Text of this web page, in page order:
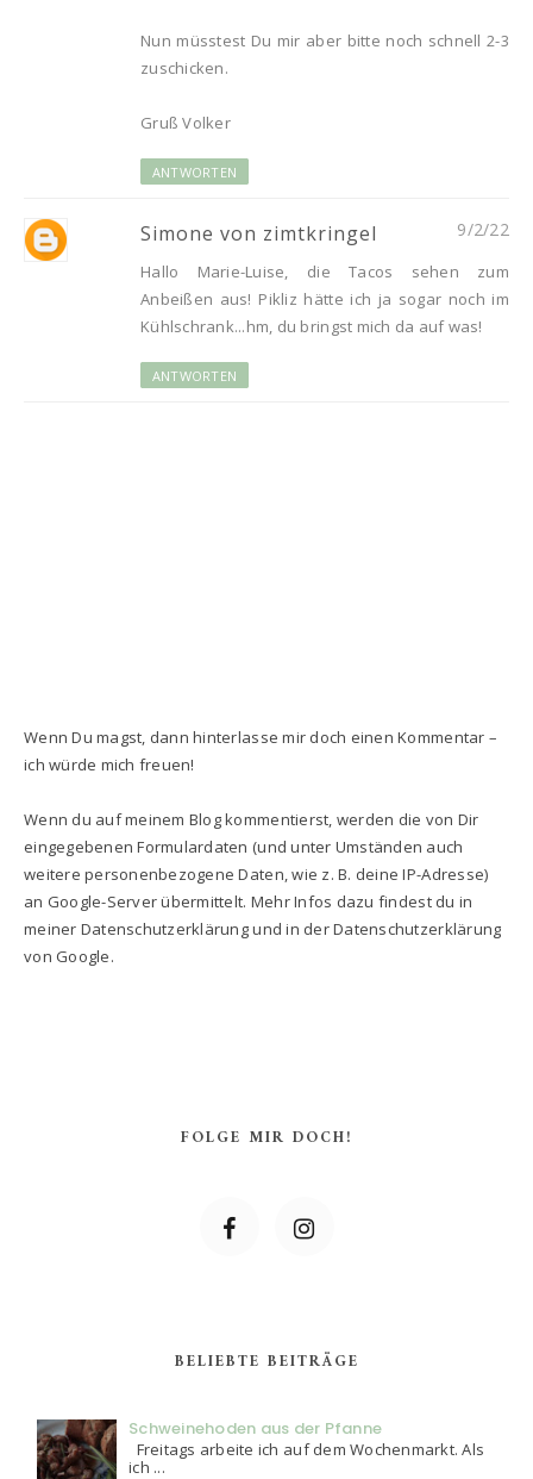
Nun müsstest Du mir aber bitte noch schnell 2-3
zuschicken.
Gruß Volker
ANTWORTEN
Simone von zimtkringel 9/2/22
Hallo Marie-Luise, die Tacos sehen zum
Anbeißen aus! Pikliz hätte ich ja sogar noch im
Kühlschrank...hm, du bringst mich da auf was!
ANTWORTEN
Wenn Du magst, dann hinterlasse mir doch einen Kommentar –
ich würde mich freuen!
Wenn du auf meinem Blog kommentierst, werden die von Dir
eingegebenen Formulardaten (und unter Umständen auch
weitere personenbezogene Daten, wie z. B. deine IP-Adresse)
an Google-Server übermittelt. Mehr Infos dazu findest du in
meiner Datenschutzerklärung und in der Datenschutzerklärung
von Google.
FOLGE MIR DOCH!
BELIEBTE BEITRÄGE
Schweinehoden aus der Pfanne
Freitags arbeite ich auf dem Wochenmarkt. Als
ich ...